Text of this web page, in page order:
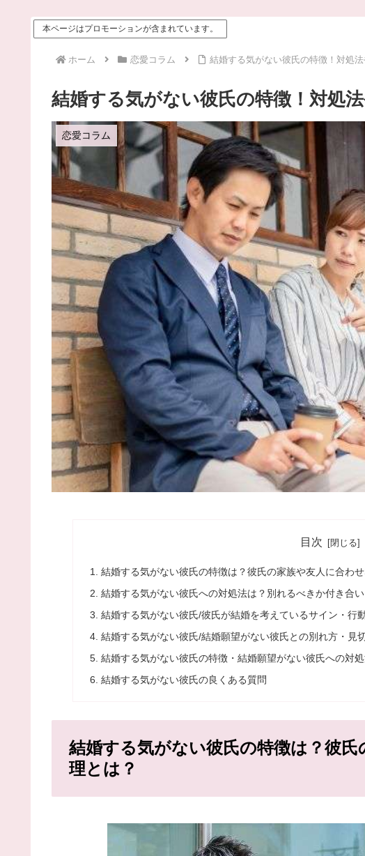
本ページはプロモーションが含まれています。
ホーム 恋愛コラム 結婚する気がない彼氏の特徴！対処
結婚する気がない彼氏の特徴！対処
恋愛コラム
目次
結婚する気がない彼氏の特徴は？彼氏の家族や友人に合わ
結婚する気がない彼氏への対処法は？別れるべきか付き合
結婚する気がない彼氏/彼氏が結婚を考えているサイン・行
結婚する気がない彼氏/結婚願望がない彼氏との別れ方・見
結婚する気がない彼氏の特徴・結婚願望がない彼氏への対
結婚する気がない彼氏の良くある質問
結婚する気がない彼氏の特徴は？彼
理とは？